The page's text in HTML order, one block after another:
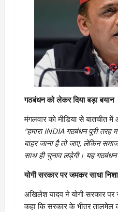
गठबंधन को लेकर दिया बड़ा बयान
मंगलवार को मीडिया से बातचीत
“हमारा INDIA गठबंधन पूरी
बाहर जाना है तो जाए, लेकिन
साथ ही चुनाव लड़ेगी। यह गठबंधन
योगी सरकार पर जमकर साधा
अखिलेश यादव ने योगी सरकार पर
कहा कि सरकार के भीतर तालमेल